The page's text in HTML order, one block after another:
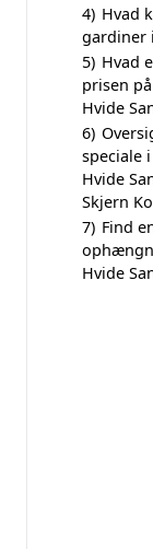
4) Hvad
gardiner
5) Hvad
prisen
Hvide
6)
speciale
Hvide
Skjern
7) Find
Hvide